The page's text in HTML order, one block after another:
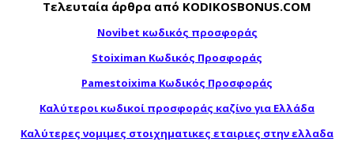
Τελευταία άρθρα από KODIKOSBONUS.COM
Novibet κωδικός προσφοράς
Stoiximan Κωδικός Προσφοράς
Pamestoixima Κωδικός Προσφοράς
Καλύτεροι κωδικοί προσφοράς καζίνο για Ελλάδα
Καλύτερες νομιμες στοιχηματικες εταιριες στην ελλαδα